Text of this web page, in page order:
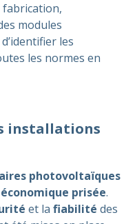
fabrication,
modules
les
les normes en
installations
photovoltaïques
économique prisée.
et la fiabilité des